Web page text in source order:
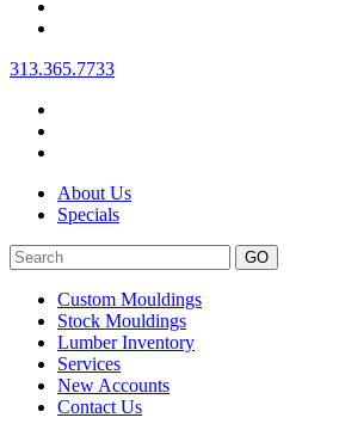
313.365.7733
About Us
Specials
Search
Custom Mouldings
Stock Mouldings
Lumber Inventory
Services
New Accounts
Contact Us